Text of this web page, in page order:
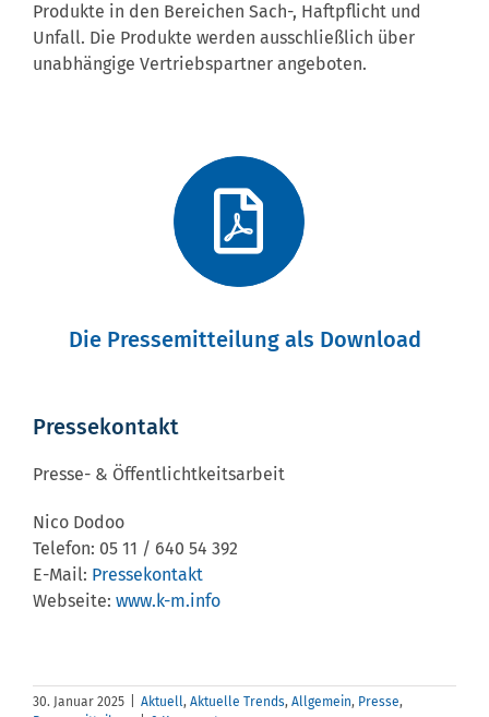
Produkte in den Bereichen Sach-, Haftpflicht und
Unfall. Die Produkte werden ausschließlich über
unabhängige Vertriebspartner angeboten.
Die Pressemitteilung als Download
Pressekontakt
Presse- & Öffentlichtkeitsarbeit
Nico Dodoo
Telefon: 05 11 / 640 54 392
E-Mail: Pressekontakt
Webseite: www.k-m.info
30. Januar 2025 Aktuell, Aktuelle Trends, Allgemein, Presse,